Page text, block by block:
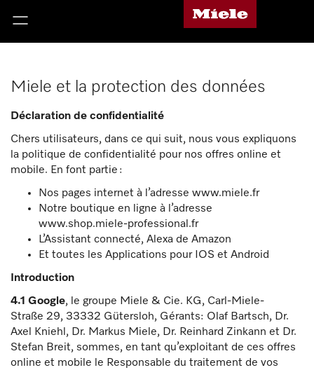
Miele et la protection des données
Déclaration de confidentialité
Chers utilisateurs, dans ce qui suit, nous vous expliquons
la politique de confidentialité pour nos offres online et
mobile. En font partie :
Nos pages internet à l’adresse www.miele.fr
Notre boutique en ligne à l’adresse
www.shop.miele-professional.fr
L’Assistant connecté, Alexa de Amazon
Et toutes les Applications pour IOS et Android
Introduction
4.1 Google, le groupe Miele & Cie. KG, Carl-Miele-
Straße 29, 33332 Gütersloh, Gérants: Olaf Bartsch, Dr.
Axel Kniehl, Dr. Markus Miele, Dr. Reinhard Zinkann et Dr.
Stefan Breit, sommes, en tant qu’exploitant de ces offres
online et mobile le Responsable du traitement de vos